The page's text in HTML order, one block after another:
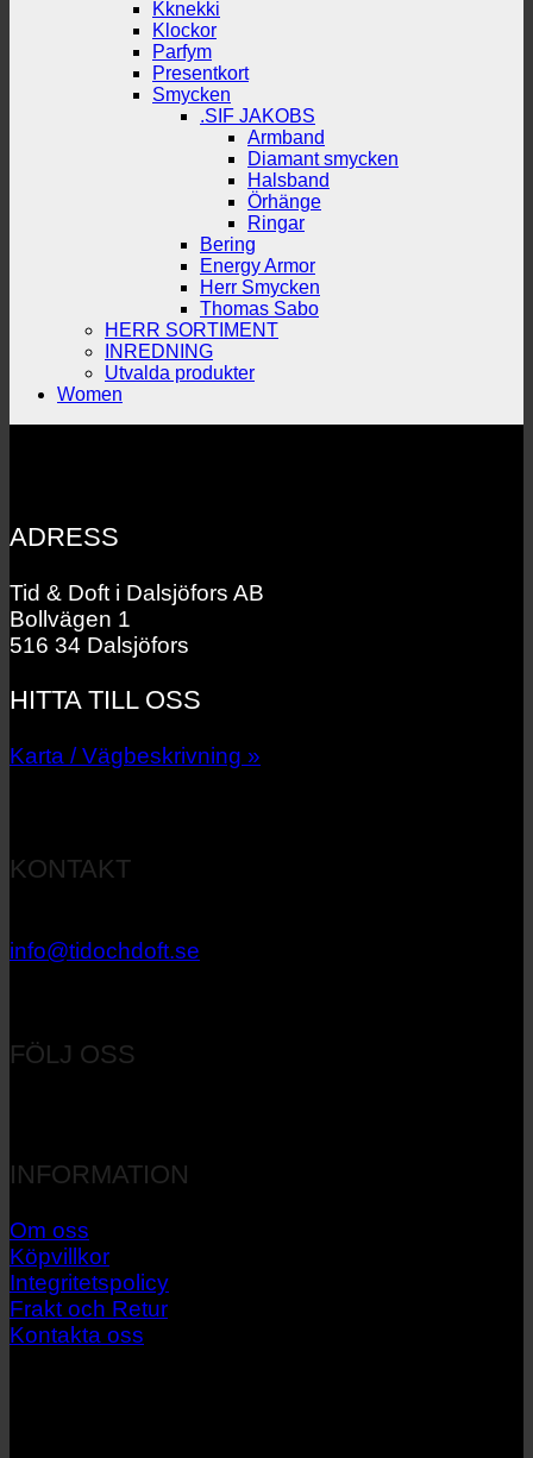
Kknekki
Klockor
Parfym
Presentkort
Smycken
.SIF JAKOBS
Armband
Diamant smycken
Halsband
Örhänge
Ringar
Bering
Energy Armor
Herr Smycken
Thomas Sabo
HERR SORTIMENT
INREDNING
Utvalda produkter
Women
ADRESS
Tid & Doft i Dalsjöfors AB
Bollvägen 1
516 34 Dalsjöfors
HITTA TILL OSS
Karta / Vägbeskrivning »
KONTAKT
info@tidochdoft.se
FÖLJ OSS
INFORMATION
Om oss
Köpvillkor
Integritetspolicy
Frakt och Retur
Kontakta oss